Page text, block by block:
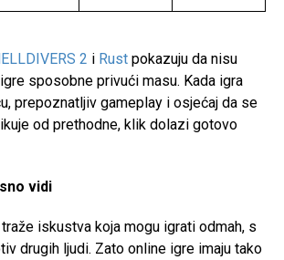
2 i Rust pokazuju da nisu
sposobne privući masu. Kada igra
prepoznatljiv gameplay i osjećaj da se
od prethodne, klik dolazi gotovo
vidi
iskustva koja mogu igrati odmah, s
drugih ljudi. Zato online igre imaju tako